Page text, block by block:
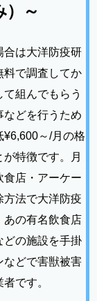
）～
合は大洋防疫研
料で調査してか
組んでもらう
などを行うため
～/月の格
特徴です。月
食店・アーケー
方法で大洋防疫
あの有名飲食店
どの施設を手掛
などで害獣被害
です。